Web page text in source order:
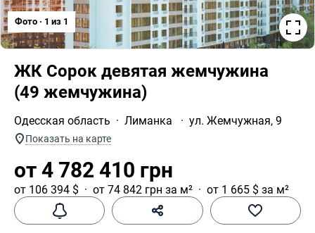
Фото · 1 из 1
ЖК Сорок девятая жемчужина
(49 жемчужина)
Одесская область Лиманка ул. Жемчужная, 9
Показать на карте
от 4 782 410 грн
от 106 394 $ от 74 842 грн за м² от 1 665 $ за м²